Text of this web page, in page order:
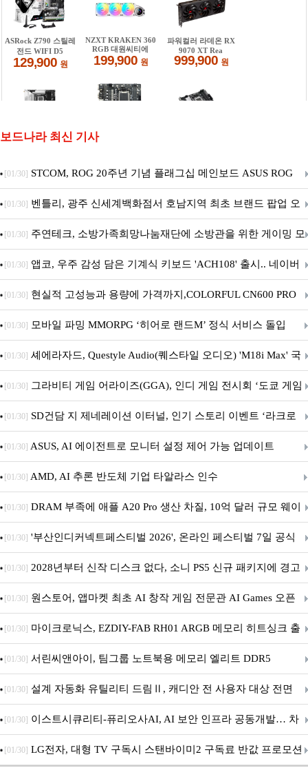
보드나라 최신 기사
[01/30] STCOM, ROG 20주년 기념 플래그십 메인보드 ASUS ROG
Crosshair X870E EDITION 20 국내 출시 예정
[01/30] 벤틀리, 광주 신세계백화점서 호남지역 최초 브랜드 팝업 오
픈
[01/30] 주연테크, 소방가족희망나눔재단에 소방관을 위한 게이밍 모
니터·스마트 펫 침대 기부
[01/30] 앱코, 우주 감성 담은 기계식 키보드 'ACH108' 출시.. 네이버
브랜드데이 기획전 진행
[01/30] 현실적 고성능과 용량에 가격까지,COLORFUL CN600 PRO
M.2 NVMe 디앤디컴 1TB
[01/30] 모바일 파밍 MMORPG ‘히어로 랜드M’ 정식 서비스 돌입
[01/30] 셰에라자드, Questyle Audio(퀘스타일 오디오) 'M18i Max' 국
내 정식 출시
[01/30] 그라비티 게임 어라이즈(GGA), 인디 게임 전시회 ‘도쿄 게임
던전 13’ 참가!
[01/30] SD건담 지 제네레이션 이터널, 인기 스토리 이벤트 ‘라크로
아의 용사’ 재개최 및 풍성한 기념 이벤트 실시!
[01/30] ASUS, AI 에이전트로 모니터 설정 제어 가능 업데이트
[01/30] AMD, AI 추론 반도체 기업 타알라스 인수
[01/30] DRAM 부족에 애플 A20 Pro 생산 차질, 10억 달러 규모 웨이
퍼 대기
[01/30] '부산인디커넥트페스티벌 2026', 온라인 페스티벌 7일 공식
개막... 22일간 진행
[01/30] 2028년부터 신작 디스크 없다, 소니 PS5 신규 패키지에 경고
문 추가
[01/30] 원스토어, 앱마켓 최초 AI 창작 게임 전문관 AI Games 오픈
[01/30] 마이크로닉스, EZDIY-FAB RH01 ARGB 메모리 히트싱크 출
시
[01/30] 서린씨앤아이, 팀그룹 노트북용 메모리 엘리트 DDR5
5600MHz 16GB 출시
[01/30] 설계 자동화 유틸리티 드림Ⅱ, 캐디안 전 사용자 대상 전면
무상 배포
[01/30] 이스트시큐리티-퓨리오사AI, AI 보안 인프라 공동개발… 차
세대 AI 보안 플랫폼 구축
[01/30] LG전자, 대형 TV 구독시 스탠바이미2 구독료 반값 프로모션